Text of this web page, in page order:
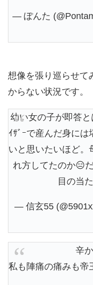
— ぽんた
想像を張り巡らせて
からない状況です。
幼い女の子が即答
ｲｻﾞｰで産んだ身に
いと思いたいほど。
れ方してたのか😑
目の当
— 信玄55
辛
私も陣痛の痛みも帝